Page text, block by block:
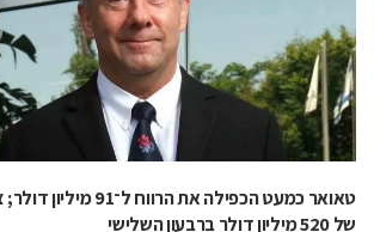
טאואר כמעט הכפילה את
של 520 מיליון דולר ברבעון השלישי